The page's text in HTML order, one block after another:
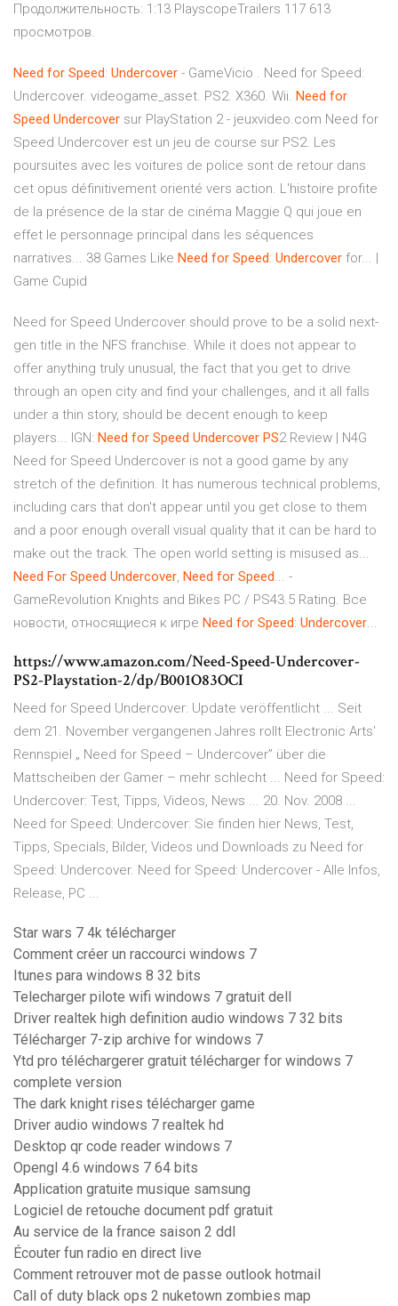
Продолжительность: 1:13 PlayscopeTrailers 117 613
просмотров.
Need for Speed: Undercover - GameVicio . Need for Speed:
Undercover. videogame_asset. PS2. X360. Wii. Need for
Speed Undercover sur PlayStation 2 - jeuxvideo.com Need for
Speed Undercover est un jeu de course sur PS2. Les
poursuites avec les voitures de police sont de retour dans
cet opus définitivement orienté vers action. L'histoire profite
de la présence de la star de cinéma Maggie Q qui joue en
effet le personnage principal dans les séquences
narratives... 38 Games Like Need for Speed: Undercover for... |
Game Cupid
Need for Speed Undercover should prove to be a solid next-
gen title in the NFS franchise. While it does not appear to
offer anything truly unusual, the fact that you get to drive
through an open city and find your challenges, and it all falls
under a thin story, should be decent enough to keep
players... IGN: Need for Speed Undercover PS2 Review | N4G
Need for Speed Undercover is not a good game by any
stretch of the definition. It has numerous technical problems,
including cars that don't appear until you get close to them
and a poor enough overall visual quality that it can be hard to
make out the track. The open world setting is misused as...
Need For Speed Undercover, Need for Speed... -
GameRevolution Knights and Bikes PC / PS43.5 Rating. Все
новости, относящиеся к игре Need for Speed: Undercover...
https://www.amazon.com/Need-Speed-Undercover-
PS2-Playstation-2/dp/B001O83OCI
Need for Speed Undercover: Update veröffentlicht ... Seit
dem 21. November vergangenen Jahres rollt Electronic Arts'
Rennspiel „ Need for Speed – Undercover” über die
Mattscheiben der Gamer – mehr schlecht ... Need for Speed:
Undercover: Test, Tipps, Videos, News ... 20. Nov. 2008 ...
Need for Speed: Undercover: Sie finden hier News, Test,
Tipps, Specials, Bilder, Videos und Downloads zu Need for
Speed: Undercover. Need for Speed: Undercover - Alle Infos,
Release, PC ...
Star wars 7 4k télécharger
Comment créer un raccourci windows 7
Itunes para windows 8 32 bits
Telecharger pilote wifi windows 7 gratuit dell
Driver realtek high definition audio windows 7 32 bits
Télécharger 7-zip archive for windows 7
Ytd pro téléchargerer gratuit télécharger for windows 7
complete version
The dark knight rises télécharger game
Driver audio windows 7 realtek hd
Desktop qr code reader windows 7
Opengl 4.6 windows 7 64 bits
Application gratuite musique samsung
Logiciel de retouche document pdf gratuit
Au service de la france saison 2 ddl
Écouter fun radio en direct live
Comment retrouver mot de passe outlook hotmail
Call of duty black ops 2 nuketown zombies map